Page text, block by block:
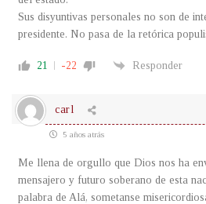
Sus disyuntivas personales no son de
presidente. No pasa de la retórica
21 -22 Responder
carl
5 años atrás
Me llena de orgullo que Dios nos ha
mensajero y futuro soberano de esta
palabra de Alá, sometanse